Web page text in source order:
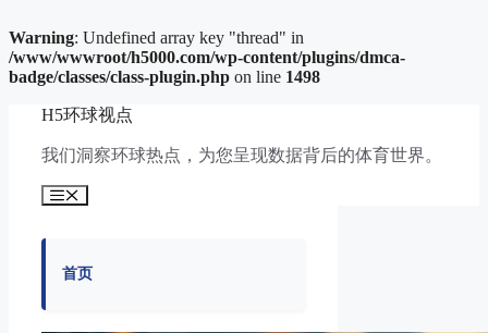
Warning: Undefined array key "thread" in
/www/wwwroot/h5000.com/wp-content/plugins/dmca-
badge/classes/class-plugin.php on line 1498
H5环球视点
我们洞察环球热点，为您呈现数据背后的体育世界。
菜
首页